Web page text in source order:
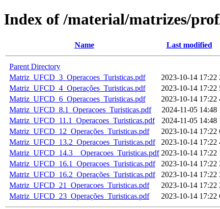
Index of /material/matrizes/
Name Last modified
Parent Directory
Matriz_UFCD_3_Operacoes_Turisticas.pdf
2023-10-14 17:22
Matriz_UFCD_4_Operações_Turisticas.pdf
2023-10-14 17:22
Matriz_UFCD_6_Operacoes_Turisticas.pdf
2023-10-14 17:22
Matriz_UFCD_8.1_Operacoes_Turisticas.pdf
2024-11-05 14:48
Matriz_UFCD_11.1_Operacoes_Turisticas.pdf
2024-11-05 14:48
Matriz_UFCD_12_Operações_Turisticas.pdf
2023-10-14 17:22
Matriz_UFCD_13.2_Operacoes_Turisticas.pdf
2023-10-14 17:22
Matriz_UFCD_14.3__Operacoes_Turisticas.pdf 2023-10-14 17:22
Matriz_UFCD_16.1_Operacoes_Turisticas.pdf
2023-10-14 17:22
Matriz_UFCD_16.2_Operações_Turisticas.pdf
2023-10-14 17:22
Matriz_UFCD_21_Operacoes_Turisticas.pdf
2023-10-14 17:22
Matriz_UFCD_23_Operações_Turisticas.pdf
2023-10-14 17:22